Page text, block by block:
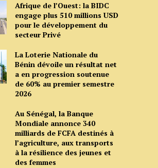
Afrique de l’Ouest: la BIDC
engage plus 510 millions USD
pour le développement du
secteur Privé
La Loterie Nationale du
Bénin dévoile un résultat net
a en progression soutenue
de 60% au premier semestre
2026
Au Sénégal, la Banque
Mondiale annonce 340
milliards de FCFA destinés à
l’agriculture, aux transports
à la résilience des jeunes et
des femmes